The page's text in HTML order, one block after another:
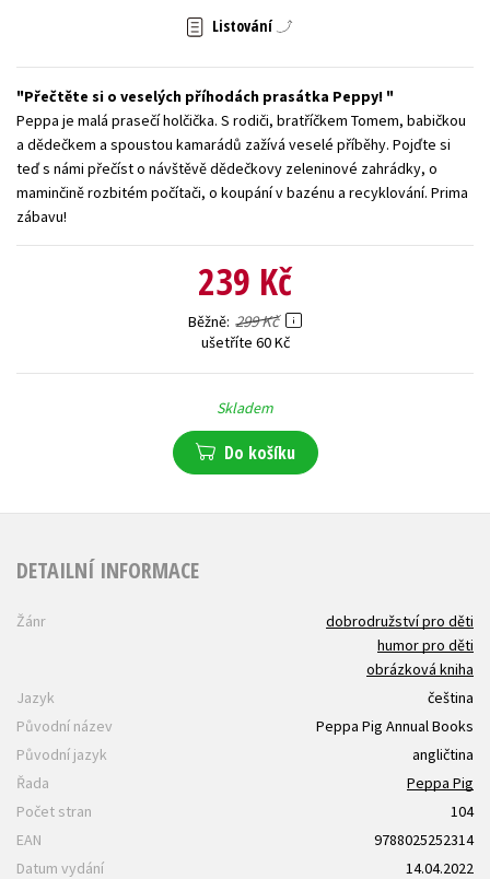
Zahraniční literatura
Listování
Přečtěte si o veselých příhodách prasátka Peppy!
Peppa je malá prasečí holčička. S rodiči, bratříčkem Tomem, babičkou
a dědečkem a spoustou kamarádů zažívá veselé příběhy. Pojďte si
teď s námi přečíst o návštěvě dědečkovy zeleninové zahrádky, o
maminčině rozbitém počítači, o koupání v bazénu a recyklování. Prima
zábavu!
239 Kč
Běžně 299 Kč
ušetříte 60 Kč
Skladem
Do košíku
DETAILNÍ INFORMACE
Žánr
dobrodružství pro děti
humor pro děti
obrázková kniha
Jazyk
čeština
Původní název
Peppa Pig Annual Books
Původní jazyk
angličtina
Řada
Peppa Pig
Počet stran
104
EAN
9788025252314
Datum vydání
14.04.2022